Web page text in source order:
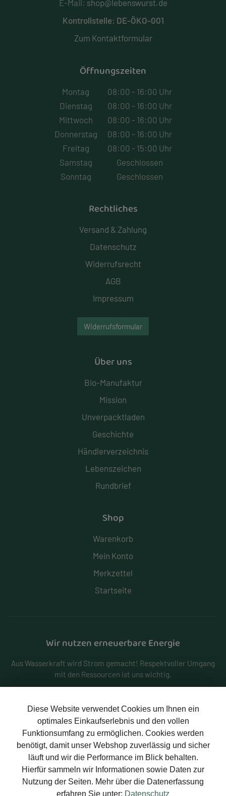
E-Mail: shop@lebenswurst.de
Kontrollstelle: DE-ÖKO-001
Zum Kontaktformular
Öffnungszeiten
Montag
08:00 - 16:00 Uhr
Dienstag
08:00 - 16:00 Uhr
Mittwoch
08:00 - 16:00 Uhr
Donnerstag
08:00 - 16:00 Uhr
Freitag
08:00 - 15:00 Uhr
Samstag
Geschlossen
Sonntag
Geschlossen
Rechtliches
Versand & Zahlung
Datenschutz
Widerrufsrecht
AGB
Impressum
Widerrufsformular
Über uns
Bio-Manufaktur
Mission
Unverpacktladen
Geschichte
Händlerverzeichnis
Lebenszeichen
Rundbrief
Shop
Warenkorb
Mein Konto
Merkzettel
Startseite
Wir nutzen erneuerbare Energie
Aus Wasserkraft wird Strom gemacht! Respektvoller Umgang
mit den Ressourcen ist uns wichtig.
Zahlungsarten
PayPal Rechnung
Diese Website verwendet Cookies um Ihnen ein
optimales Einkaufserlebnis und den vollen
Funktionsumfang zu ermöglichen. Cookies werden
benötigt, damit unser Webshop zuverlässig und sicher
läuft und wir die Performance im Blick behalten.
Hierfür sammeln wir Informationen sowie Daten zur
Nutzung der Seiten. Mehr über die Datenerfassung
erfahren Sie unter: Datenschutz